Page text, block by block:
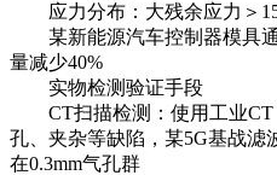
应力分布：大残余应力＞
某新能源汽车控制器模具通
量减少40%
实物检测验证手段
CT扫描检测：使用工业CT
孔、夹杂等缺陷，某5G基战滤
在0.3mm气孔群